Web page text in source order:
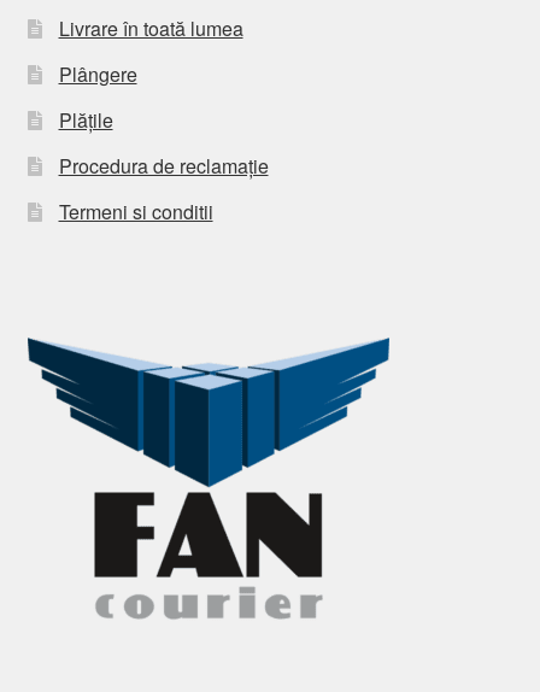
Livrare în toată lumea
Plângere
Plățile
Procedura de reclamație
Termeni si conditii